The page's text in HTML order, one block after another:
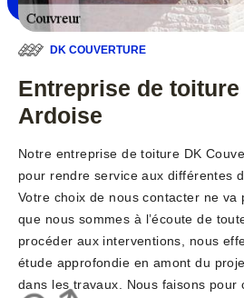
DK COUVERTURE
Entreprise de
Ardoise
Notre entreprise de toiture DK
pour rendre service aux différentes
Votre choix de nous contacter ne va
que nous sommes à l’écoute de
procéder aux interventions, nous
étude approfondie en amont du
dans les travaux. Nous faisons pour